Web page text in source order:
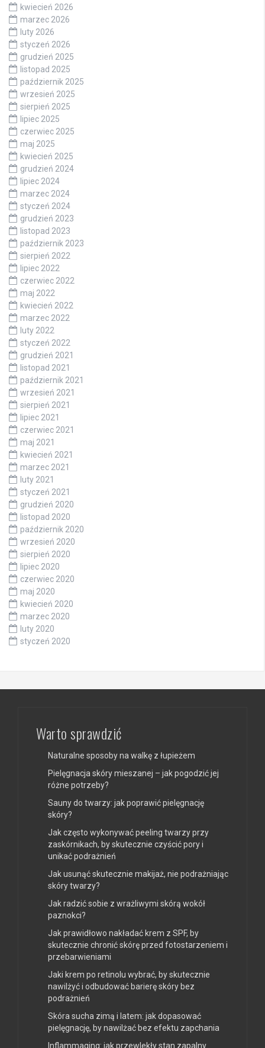
kwiecień 2026
marzec 2026
luty 2026
styczeń 2026
grudzień 2025
listopad 2025
październik 2025
wrzesień 2025
sierpień 2025
lipiec 2025
czerwiec 2025
maj 2025
kwiecień 2025
grudzień 2024
lipiec 2024
marzec 2024
styczeń 2024
grudzień 2023
listopad 2023
październik 2023
sierpień 2022
lipiec 2022
czerwiec 2022
maj 2022
kwiecień 2022
marzec 2022
luty 2022
styczeń 2022
grudzień 2021
listopad 2021
październik 2021
wrzesień 2021
sierpień 2021
lipiec 2021
czerwiec 2021
maj 2021
kwiecień 2021
marzec 2021
luty 2021
styczeń 2021
grudzień 2020
listopad 2020
październik 2020
wrzesień 2020
sierpień 2020
lipiec 2020
czerwiec 2020
maj 2020
kwiecień 2020
marzec 2020
luty 2020
styczeń 2020
Warto sprawdzić
Naturalne sposoby na walkę z łupieżem
Pielęgnacja skóry mieszanej – jak pogodzić jej
różne potrzeby?
Sauny do twarzy: jak poprawić pielęgnację
skóry?
Jak często wykonywać peeling twarzy przy
zaskórnikach, by skutecznie czyścić pory i
unikać podrażnień
Jak usunąć skutecznie makijaż, nie podrażniając
skóry twarzy?
Jak radzić sobie z wrażliwymi skórą wokół
paznokci?
Jak prawidłowo nakładać krem z SPF, by
skutecznie chronić skórę przed fotostarzeniem i
przebarwieniami
Jaki krem po retinolu wybrać, by skutecznie
nawilżyć i odbudować barierę skóry bez
podrażnień
Skóra sucha zimą i latem: jak dopasować
pielęgnację, by nawilżać bez efektu zapchania
Inflammaging: jak przewlekły stan zapalny